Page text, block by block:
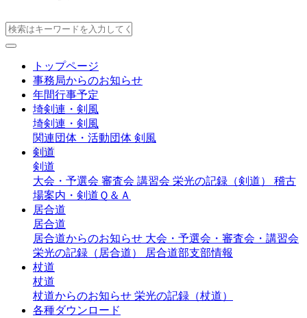
トップページ
事務局からのお知らせ
年間行事予定
埼剣連・剣風
埼剣連・剣風
関連団体・活動団体 剣風
剣道
剣道
大会・予選会 審査会 講習会 栄光の記録（剣道） 稽古
場案内・剣道Ｑ＆Ａ
居合道
居合道
居合道からのお知らせ 大会・予選会・審査会・講習会
栄光の記録（居合道）
居合道部支部情報
杖道
杖道
杖道からのお知らせ 栄光の記録（杖道）
各種ダウンロード